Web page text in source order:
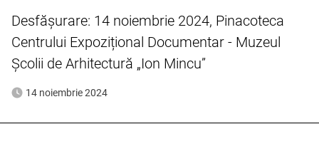
Desfășurare: 14 noiembrie 2024, Pinacoteca
Centrului Expozițional Documentar - Muzeul
Școlii de Arhitectură „Ion Mincu”
14 noiembrie 2024